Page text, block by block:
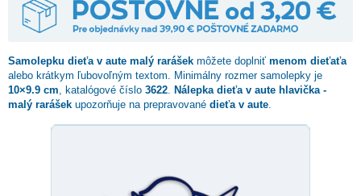
Samolepku dieťa v aute malý rarášek môžete doplniť menom dieťaťa
alebo krátkym ľubovoľným textom. Minimálny rozmer samolepky je
10×9.9 cm , katalógové číslo 3622
Nálepka dieťa v aute hlavička -
malý rarášek upozorňuje na prepravované dieťa v aute